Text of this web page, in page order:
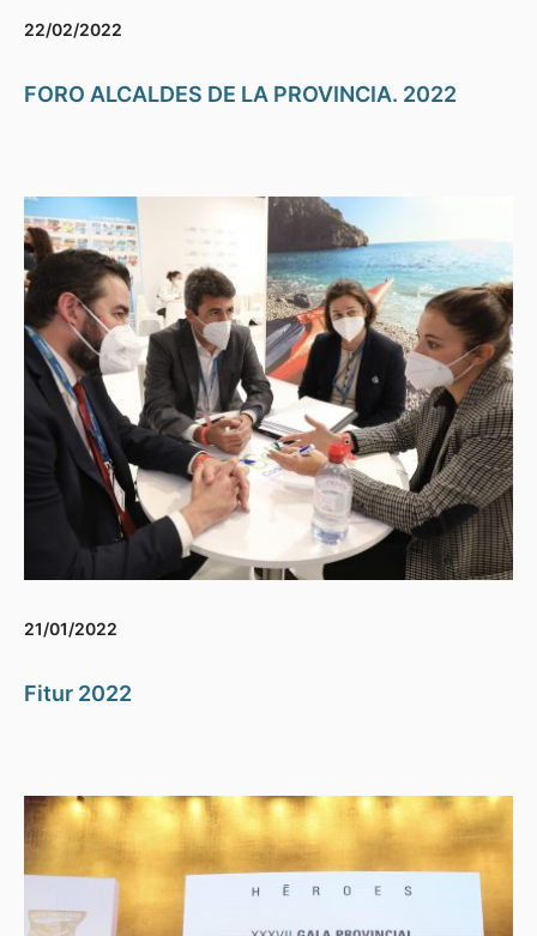
22/02/2022
FORO ALCALDES DE LA PROVINCIA. 2022
21/01/2022
Fitur 2022